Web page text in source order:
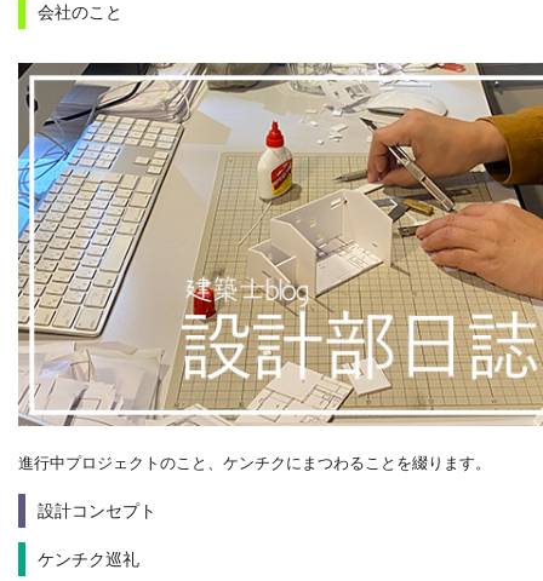
会社のこと
進行中プロジェクトのこと、ケンチクにまつわることを綴ります。
設計コンセプト
ケンチク巡礼